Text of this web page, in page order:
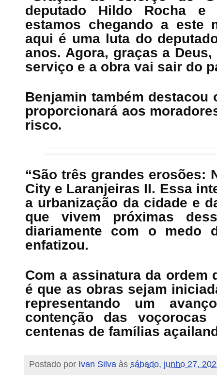
deputado Hildo Rocha e
estamos chegando a este
aqui é uma luta do
anos. Agora, graças a
serviço e a obra vai sair do
Benjamin também
proporcionará aos
risco.
“São três grandes erosões:
City e Laranjeiras II. Essa
a urbanização da cidade e
que vivem próximas
diariamente com o medo
enfatizou.
Com a assinatura da ordem
é que as obras sejam
representando um
contenção das
centenas de famílias
Postado por Ivan Silva às sábado, junho 27,